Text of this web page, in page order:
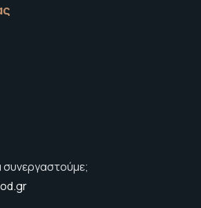
συνεργαστούμε;